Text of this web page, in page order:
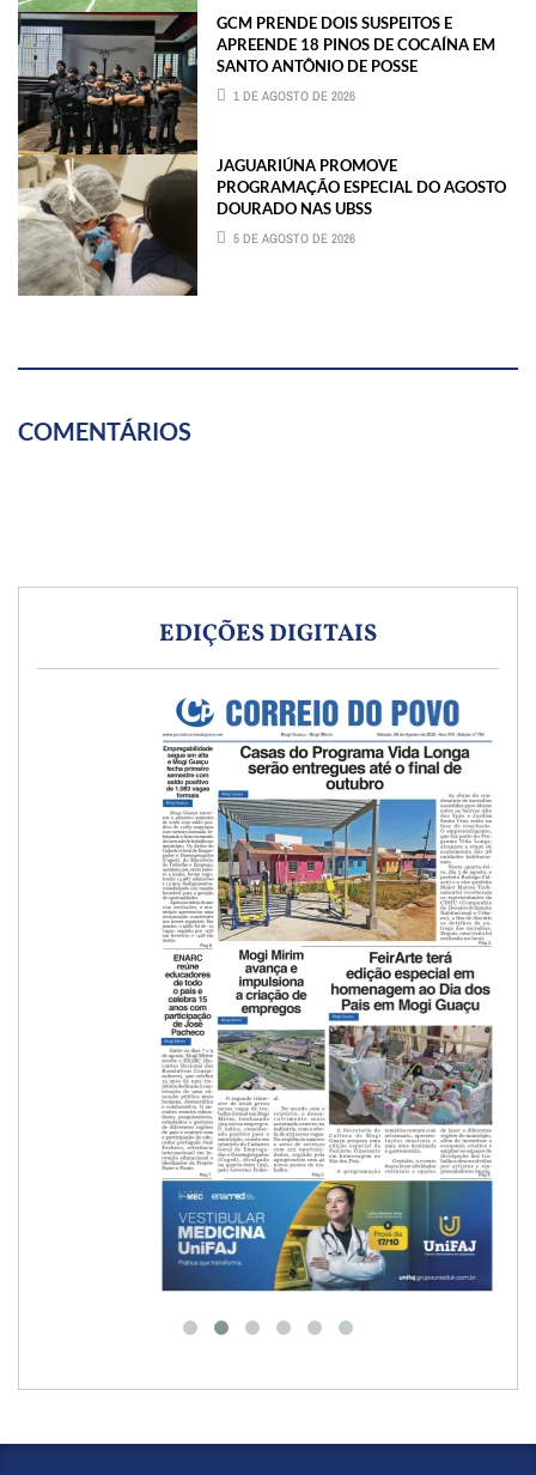
GCM PRENDE DOIS SUSPEITOS E
APREENDE 18 PINOS DE COCAÍNA EM
SANTO ANTÔNIO DE POSSE
1 DE AGOSTO DE 2026
JAGUARIÚNA PROMOVE
PROGRAMAÇÃO ESPECIAL DO AGOSTO
DOURADO NAS UBSS
5 DE AGOSTO DE 2026
COMENTÁRIOS
EDIÇÕES DIGITAIS